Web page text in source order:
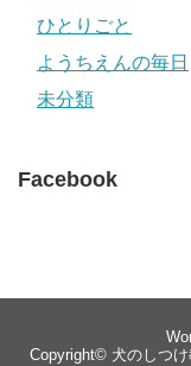
ひとりごと
ようちえんの毎日
未分類
Facebook
Copyright© 犬のしつ